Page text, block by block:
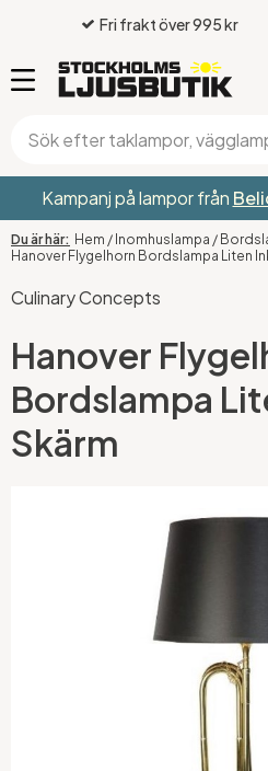
Fri frakt över 995 kr
Kampanj på lampor från
Hem / Inomhuslampa /
Hanover Flygelhorn Bordslampa Liten
Culinary Concepts
Hanover
Bordslampa
Skärm